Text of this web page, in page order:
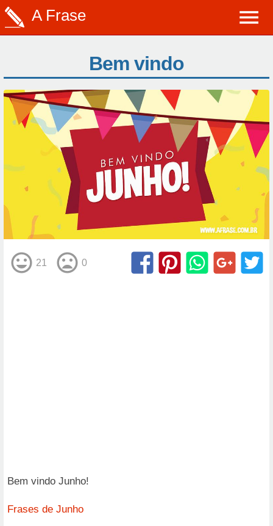
A Frase
Bem vindo
21 0
Bem vindo Junho!
Frases de Junho